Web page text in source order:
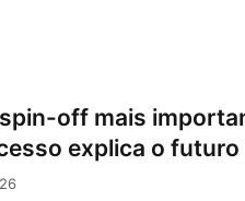
off mais
explica o